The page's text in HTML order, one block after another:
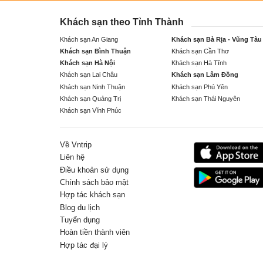
Khách sạn theo Tỉnh Thành
Khách sạn An Giang
Khách sạn Bà Rịa - Vũng Tàu
Khách sạn Bình Thuận
Khách sạn Cần Thơ
Khách sạn Hà Nội
Khách sạn Hà Tĩnh
Khách sạn Lai Châu
Khách sạn Lâm Đồng
Khách sạn Ninh Thuận
Khách sạn Phú Yên
Khách sạn Quảng Trị
Khách sạn Thái Nguyên
Khách sạn Vĩnh Phúc
Về Vntrip
Liên hệ
Điều khoản sử dụng
Chính sách bảo mật
Hợp tác khách sạn
Blog du lịch
Tuyển dụng
Hoàn tiền thành viên
Hợp tác đại lý